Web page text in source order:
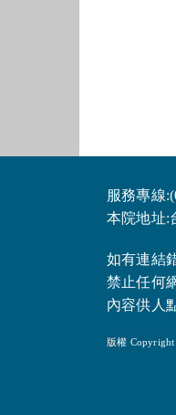
服務專線
本院地址:
如有連結
禁止任何
內容供人
版權